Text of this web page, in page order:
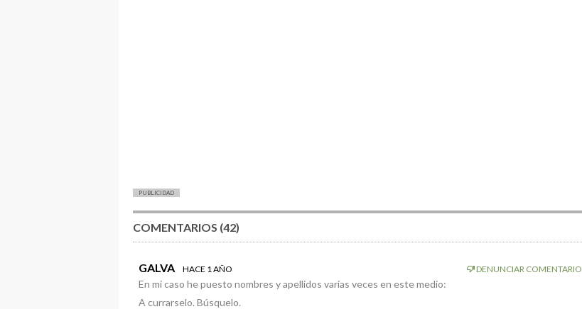
PUBLICIDAD
COMENTARIOS (42)
GALVA HACE 1 AÑO DENUNCIAR COMENTARIO
En mi caso he puesto nombres y apellidos varias veces en este medio:
A currarselo. Búsquelo.